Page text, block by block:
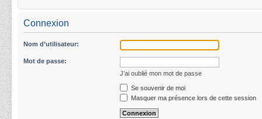
Connexion
Nom d’utilisateur:
Mot de passe:
J’ai oublié mon mot de passe
Se souvenir de moi
Masquer ma présence lors de cette session